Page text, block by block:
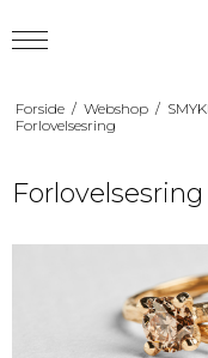
Forside / Webshop /
Forlovelsesring
Forlovelsesring